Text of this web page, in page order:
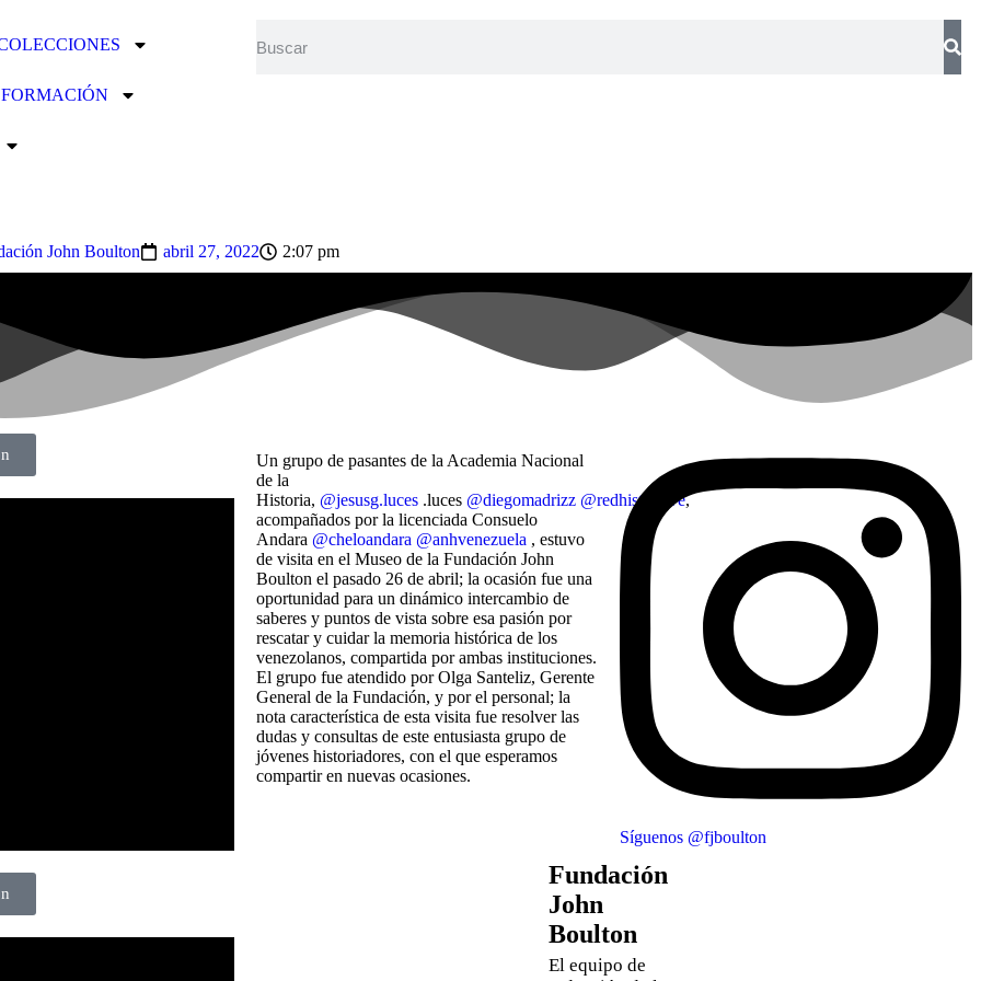
John Boulton abril 27, 2022 2:07 pm
Un grupo de pasantes de la Academia Nacional
de la
Historia, @jesusg.luces .luces @diegomadrizz @redhistoriave,
acompañados por la licenciada Consuelo
Andara @cheloandara @anhvenezuela , estuvo
de visita en el Museo de la Fundación John
Boulton el pasado 26 de abril; la ocasión fue una
oportunidad para un dinámico intercambio de
saberes y puntos de vista sobre esa pasión por
rescatar y cuidar la memoria histórica de los
venezolanos, compartida por ambas instituciones.
El grupo fue atendido por Olga Santeliz, Gerente
General de la Fundación, y por el personal; la
nota característica de esta visita fue resolver las
dudas y consultas de este entusiasta grupo de
jóvenes historiadores, con el que esperamos
compartir en nuevas ocasiones.
Fundación
John
Boulton
El equipo de
Síguenos @fjboulton